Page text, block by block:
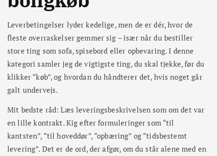
Leverbetingelser lyder kedelige, men de er dér, hvor de
fleste overraskelser gemmer sig – især når du bestiller
store ting som sofa, spisebord eller opbevaring. I denne
kategori samler jeg de vigtigste ting, du skal tjekke, før du
klikker “køb”, og hvordan du håndterer det, hvis noget går
galt undervejs.
Mit bedste råd: Læs leveringsbeskrivelsen som om det var
en lille kontrakt. Kig efter formuleringer som “til
kantsten”, “til hoveddør”, “opbæring” og “tidsbestemt
levering”. Det er de ord, der afgør, om du står alene med en